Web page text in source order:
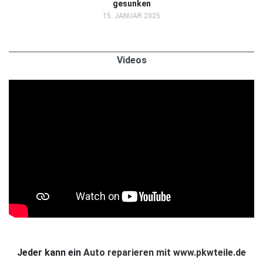
gesunken
15. JANUAR 2025
Videos
Jeder kann ein Auto reparieren mit www.pkwteile.de